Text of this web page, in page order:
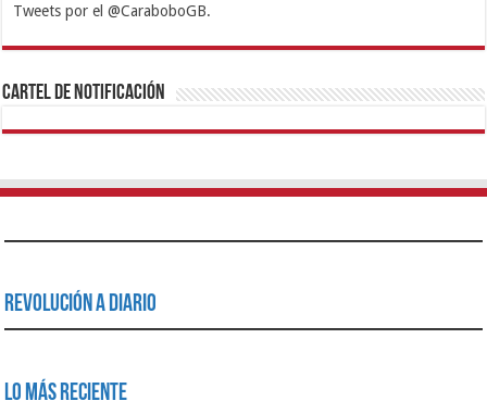
Tweets por el @CaraboboGB.
1xbetBetturkeyBetistKralbetSupertotobetTipobetMatadorbetMariobet
https://mvbcasino.com/
Cartel de Notificación
Revolución a Diario
Lo Más Reciente